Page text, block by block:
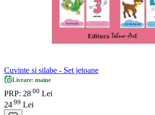
Cuvinte si silabe - Set jetoane
Livrare: maine
PRP: 28 00 Lei
24 99 Lei